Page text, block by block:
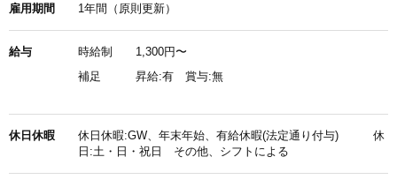
雇用期間 1年間（原則更新）
給与 時給制
1,300円〜
補足
昇給:有 賞与:無
休日休暇
休日休暇:GW、年末年始、有給休暇(法定通り付与) 休
日:土・日・祝日 その他、シフトによる